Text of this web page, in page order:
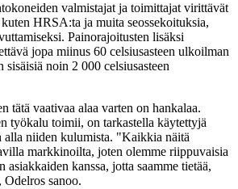
valmistajat ja toimittajat virittävät
HRSA:ta ja muita seossekoituksia,
Painorajoitusten lisäksi
jopa miinus 60 celsiusasteen ulkoilman
noin 2 000 celsiusasteen
tätä vaativaa alaa varten on hankalaa.
työkalu toimii, on tarkastella käytettyjä
alla niiden kulumista. "Kaikkia näitä
markkinoilta, joten olemme riippuvaisia
asiakkaiden kanssa, jotta saamme tietää,
sanoo.